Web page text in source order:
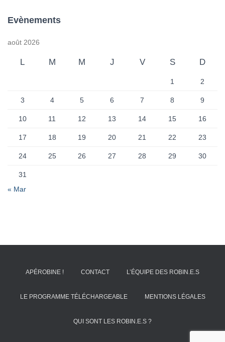
Evènements
août 2026
L M M J V S D
1 2
3 4 5 6 7 8 9
10 11 12 13 14 15 16
17 18 19 20 21 22 23
24 25 26 27 28 29 30
31
« Mar
APÉROBINE ! CONTACT L’ÉQUIPE DES ROBIN.E.S
LE PROGRAMME TÉLÉCHARGEABLE MENTIONS LÉGALES
QUI SONT LES ROBIN.E.S ?